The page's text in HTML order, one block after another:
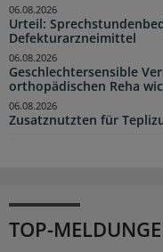
Urteil:
Defekturarzneimittel
06.08.2026
Geschlechtersensible
orthopädischen Reha
06.08.2026
Zusatznutzten für
06.08.2026
TOP-